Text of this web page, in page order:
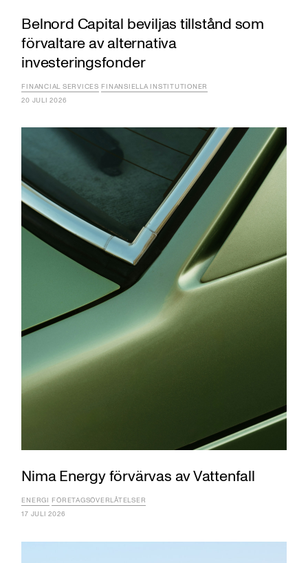
Belnord Capital beviljas tillstånd som
förvaltare av alternativa
investeringsfonder
FINANCIAL SERVICES FINANSIELLA INSTITUTIONER
20 JULI 2026
Nima Energy förvärvas av Vattenfall
ENERGI FÖRETAGSÖVERLÅTELSER
17 JULI 2026